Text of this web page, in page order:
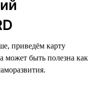
приведём карту
может быть полезна как